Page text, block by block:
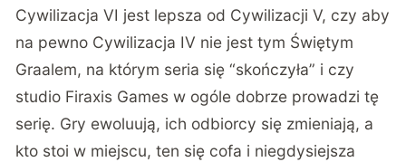
Cywilizacja VI jest lepsza od Cywilizacji V, czy aby
na pewno Cywilizacja IV nie jest tym Świętym
Graalem, na którym seria się “skończyła” i czy
studio Firaxis Games w ogóle dobrze prowadzi tę
serię. Gry ewoluują, ich odbiorcy się zmieniają, a
kto stoi w miejscu, ten się cofa i niegdysiejsza